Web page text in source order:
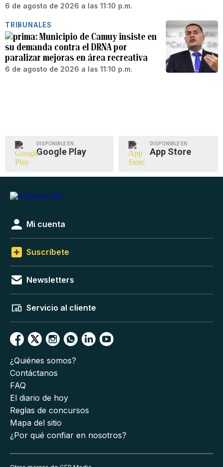
6 de agosto de 2026 a las 11:10 p.m.
TRIBUNALES
Municipio de Camuy insiste en
su demanda contra el DRNA por
paralizar mejoras en área recreativa
6 de agosto de 2026 a las 11:10 p.m.
DISPONIBLE EN
Google Play
DISPONIBLE EN
App Store
Mi cuenta
Suscríbete
Newsletters
Servicio al cliente
¿Quiénes somos?
Contáctanos
FAQ
El diario de hoy
Reglas de concursos
Mapa del sitio
¿Por qué confiar en nosotros?